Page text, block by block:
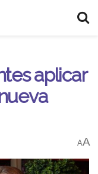
aplicar
AA